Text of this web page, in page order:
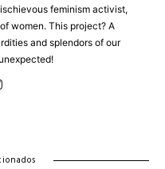
feminism activist,
women. This project? A
and splendors of our